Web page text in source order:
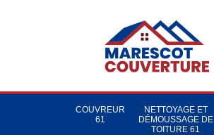
COUVREUR
61
NETTOYAGE ET
DÉMOUSSAGE DE
TOITURE 61